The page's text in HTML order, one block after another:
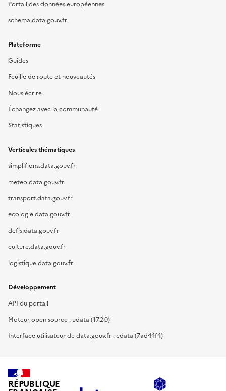
Portail des données européennes
schema.data.gouv.fr
Plateforme
Guides
Feuille de route et nouveautés
Nous écrire
Échangez avec la communauté
Statistiques
Verticales thématiques
simplifions.data.gouv.fr
meteo.data.gouv.fr
transport.data.gouv.fr
ecologie.data.gouv.fr
defis.data.gouv.fr
culture.data.gouv.fr
logistique.data.gouv.fr
Développement
API du portail
Moteur open source : udata (17.2.0)
Interface utilisateur de data.gouv.fr : cdata (7ad44f4)
RÉPUBLIQUE